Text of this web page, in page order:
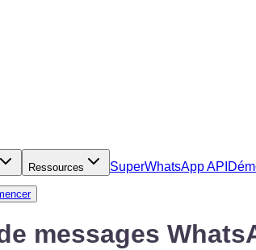
Ressources SuperWhatsApp API
messages